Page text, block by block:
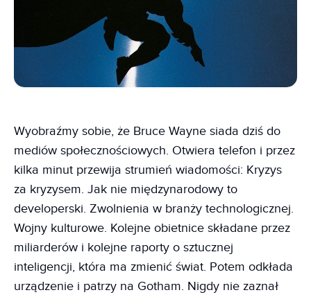
Wyobraźmy sobie, że Bruce Wayne siada dziś do
mediów społecznościowych. Otwiera telefon i przez
kilka minut przewija strumień wiadomości: Kryzys
za kryzysem. Jak nie międzynarodowy to
developerski. Zwolnienia w branży technologicznej.
Wojny kulturowe. Kolejne obietnice składane przez
miliarderów i kolejne raporty o sztucznej
inteligencji, która ma zmienić świat. Potem odkłada
urządzenie i patrzy na Gotham. Nigdy nie zaznał